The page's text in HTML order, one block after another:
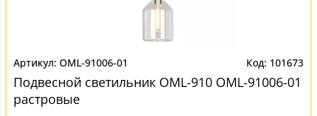
OML-91006-01 101673
Подвесной светильник OML-910 OML-91006-01
растровые